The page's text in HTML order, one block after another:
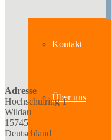
Kontakt
Über uns
Adresse
Hochschulring 1
Wildau
15745
Deutschland